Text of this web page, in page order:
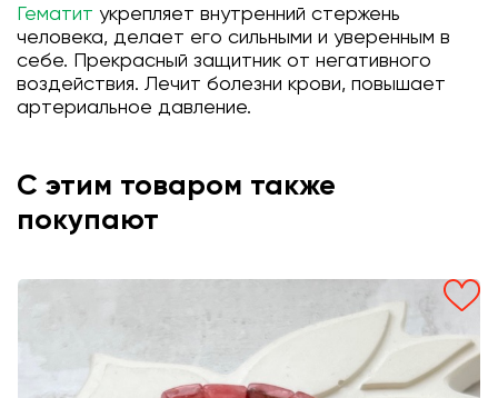
Гематит укрепляет внутренний стержень
человека, делает его сильными и уверенным в
себе. Прекрасный защитник от негативного
воздействия. Лечит болезни крови, повышает
артериальное давление.
С этим товаром также
покупают